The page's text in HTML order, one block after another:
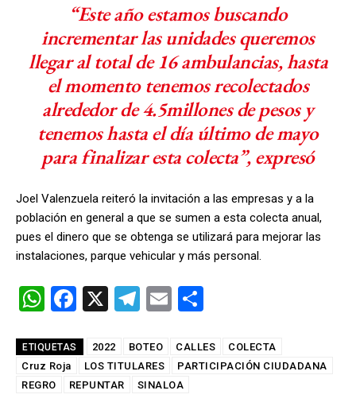
“Este año estamos buscando
incrementar las unidades queremos
llegar al total de 16 ambulancias, hasta
el momento tenemos recolectados
alrededor de 4.5millones de pesos y
tenemos hasta el día último de mayo
para finalizar esta colecta”, expresó
Joel Valenzuela reiteró la invitación a las empresas y a la
población en general a que se sumen a esta colecta anual,
pues el dinero que se obtenga se utilizará para mejorar las
instalaciones, parque vehicular y más personal.
W
at
s
F
ce
b
X
T
e
gr
E
ail m
p
ETIQUETAS 2022 BOTEO CALLES
COLECTA
Cruz Roja
LOS TITULARES
PARTICIPACIÓN CIUDADANA
REGRO
REPUNTAR SINALOA